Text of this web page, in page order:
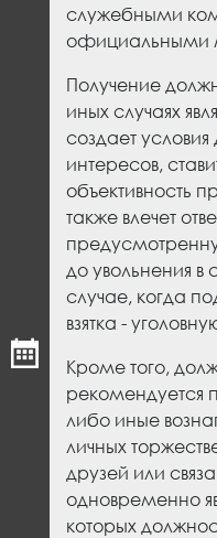
служебными
официальными
Получение
иных случаях
создает
интересов,
объективность
также влечет
до увольнения в
случае, когда
взятка -
Кроме того,
рекомендуется
либо иные
личных
друзей или
одновременно
которых